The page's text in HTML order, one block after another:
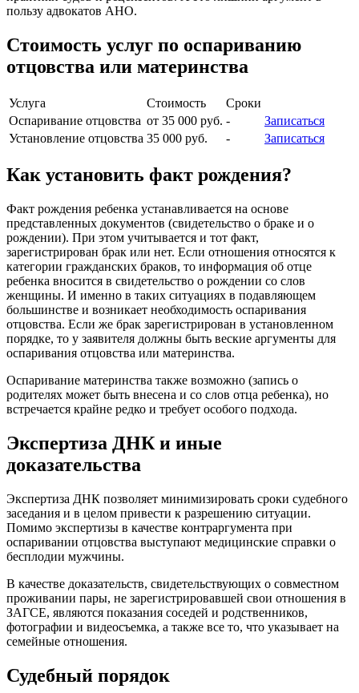
пользу адвокатов АНО.
Стоимость услуг по оспариванию
отцовства или материнства
Услуга Стоимость
Сроки
Оспаривание отцовства от 35 000 руб. -
Записаться
Установление отцовства 35 000 руб. - Записаться
Как установить факт рождения?
Факт рождения ребенка устанавливается на основе
представленных документов (свидетельство о браке и о
рождении). При этом учитывается и тот факт,
зарегистрирован брак или нет. Если отношения относятся к
категории гражданских браков, то информация об отце
ребенка вносится в свидетельство о рождении со слов
женщины. И именно в таких ситуациях в подавляющем
большинстве и возникает необходимость оспаривания
отцовства. Если же брак зарегистрирован в установленном
порядке, то у заявителя должны быть веские аргументы для
оспаривания отцовства или материнства.
Оспаривание материнства также возможно (запись о
родителях может быть внесена и со слов отца ребенка), но
встречается крайне редко и требует особого подхода.
Экспертиза ДНК и иные
доказательства
Экспертиза ДНК позволяет минимизировать сроки судебного
заседания и в целом привести к разрешению ситуации.
Помимо экспертизы в качестве контраргумента при
оспаривании отцовства выступают медицинские справки о
бесплодии мужчины.
В качестве доказательств, свидетельствующих о совместном
проживании пары, не зарегистрировавшей свои отношения в
ЗАГСЕ, являются показания соседей и родственников,
фотографии и видеосъемка, а также все то, что указывает на
семейные отношения.
Судебный порядок